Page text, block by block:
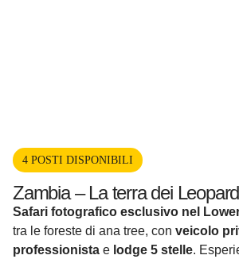
4 POSTI DISPONIBILI
Zambia – La terra dei
Safari fotografico esclusivo nel
tra le foreste di ana tree, con veicolo
professionista e lodge 5 stelle.